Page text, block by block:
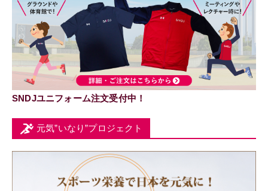
SNDJユニフォーム注文受付中！
元気”いなり”プロジェクト